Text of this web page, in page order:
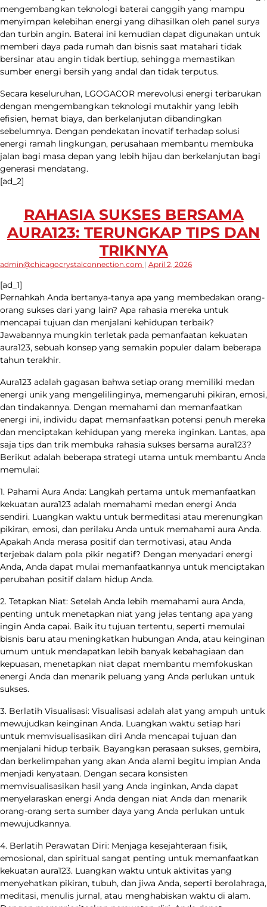
mengembangkan teknologi baterai canggih yang mampu
menyimpan kelebihan energi yang dihasilkan oleh panel surya
dan turbin angin. Baterai ini kemudian dapat digunakan untuk
memberi daya pada rumah dan bisnis saat matahari tidak
bersinar atau angin tidak bertiup, sehingga memastikan
sumber energi bersih yang andal dan tidak terputus.
Secara keseluruhan, LGOGACOR merevolusi energi terbarukan
dengan mengembangkan teknologi mutakhir yang lebih
efisien, hemat biaya, dan berkelanjutan dibandingkan
sebelumnya. Dengan pendekatan inovatif terhadap solusi
energi ramah lingkungan, perusahaan membantu membuka
jalan bagi masa depan yang lebih hijau dan berkelanjutan bagi
generasi mendatang.
[ad_2]
RAHASIA SUKSES BERSAMA
AURA123: TERUNGKAP TIPS DAN
TRIKNYA
admin@chicagocrystalconnection.com | April 2, 2026
[ad_1]
Pernahkah Anda bertanya-tanya apa yang membedakan orang-
orang sukses dari yang lain? Apa rahasia mereka untuk
mencapai tujuan dan menjalani kehidupan terbaik?
Jawabannya mungkin terletak pada pemanfaatan kekuatan
aura123, sebuah konsep yang semakin populer dalam beberapa
tahun terakhir.
Aura123 adalah gagasan bahwa setiap orang memiliki medan
energi unik yang mengelilinginya, memengaruhi pikiran, emosi,
dan tindakannya. Dengan memahami dan memanfaatkan
energi ini, individu dapat memanfaatkan potensi penuh mereka
dan menciptakan kehidupan yang mereka inginkan. Lantas, apa
saja tips dan trik membuka rahasia sukses bersama aura123?
Berikut adalah beberapa strategi utama untuk membantu Anda
memulai:
1. Pahami Aura Anda: Langkah pertama untuk memanfaatkan
kekuatan aura123 adalah memahami medan energi Anda
sendiri. Luangkan waktu untuk bermeditasi atau merenungkan
pikiran, emosi, dan perilaku Anda untuk memahami aura Anda.
Apakah Anda merasa positif dan termotivasi, atau Anda
terjebak dalam pola pikir negatif? Dengan menyadari energi
Anda, Anda dapat mulai memanfaatkannya untuk menciptakan
perubahan positif dalam hidup Anda.
2. Tetapkan Niat: Setelah Anda lebih memahami aura Anda,
penting untuk menetapkan niat yang jelas tentang apa yang
ingin Anda capai. Baik itu tujuan tertentu, seperti memulai
bisnis baru atau meningkatkan hubungan Anda, atau keinginan
umum untuk mendapatkan lebih banyak kebahagiaan dan
kepuasan, menetapkan niat dapat membantu memfokuskan
energi Anda dan menarik peluang yang Anda perlukan untuk
sukses.
3. Berlatih Visualisasi: Visualisasi adalah alat yang ampuh untuk
mewujudkan keinginan Anda. Luangkan waktu setiap hari
untuk memvisualisasikan diri Anda mencapai tujuan dan
menjalani hidup terbaik. Bayangkan perasaan sukses, gembira,
dan berkelimpahan yang akan Anda alami begitu impian Anda
menjadi kenyataan. Dengan secara konsisten
memvisualisasikan hasil yang Anda inginkan, Anda dapat
menyelaraskan energi Anda dengan niat Anda dan menarik
orang-orang serta sumber daya yang Anda perlukan untuk
mewujudkannya.
4. Berlatih Perawatan Diri: Menjaga kesejahteraan fisik,
emosional, dan spiritual sangat penting untuk memanfaatkan
kekuatan aura123. Luangkan waktu untuk aktivitas yang
menyehatkan pikiran, tubuh, dan jiwa Anda, seperti berolahraga,
meditasi, menulis jurnal, atau menghabiskan waktu di alam.